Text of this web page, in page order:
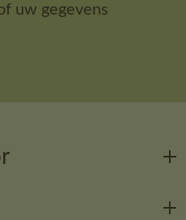
uw gegevens